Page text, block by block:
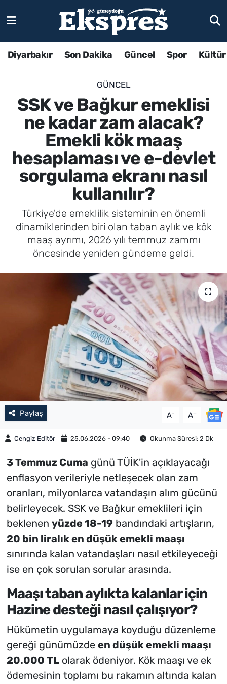
Diyarbakır Son Dakika Güncel Spor
GÜNCEL
SSK ve Bağkur emeklisi
ne kadar zam alacak?
Emekli kök maaş
hesaplaması ve e-devlet
sorgulama ekranı nasıl
kullanılır?
Türkiye'de emeklilik sisteminin en önemli
dinamiklerinden biri olan taban aylık ve kök
maaş ayrımı, 2026 yılı temmuz zammı
öncesinde yeniden gündeme geldi.
Paylaş A- A+
Cengiz Editör 25.06.2026 - 09:40 Okunma Süresi: 2 Dk
3 Temmuz Cuma günü TÜİK'in açıklayacağı
enflasyon verileriyle netleşecek olan zam
oranları, milyonlarca vatandaşın alım gücünü
belirleyecek. SSK ve Bağkur emeklileri için
beklenen yüzde 18-19bandındaki artışların,
20 bin liralık en düşük emekli maaşı
sınırında kalan vatandaşları nasıl etkileyeceği
ise en çok sorulan sorular arasında.
Maaşı taban aylıkta kalanlar için
Hazine desteği nasıl çalışıyor?
Hükümetin uygulamaya koyduğu düzenleme
gereği günümüzde en düşük emekli maaşı
20.000 TLolarak ödeniyor. Kök maaşı ve ek
ödemesinin toplamı bu rakamın altında kalan